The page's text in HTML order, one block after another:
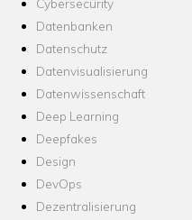
Cybersecurity
Datenbanken
Datenschutz
Datenvisualisierung
Datenwissenschaft
Deep Learning
Deepfakes
Design
DevOps
Dezentralisierung